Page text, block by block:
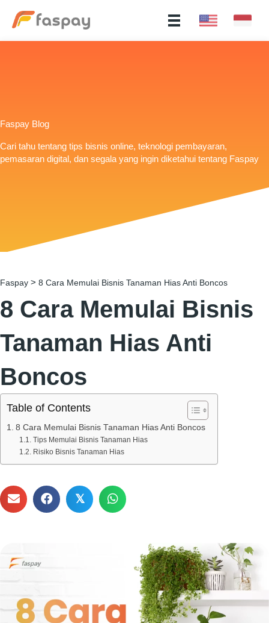
Faspay Blog
Cari tahu tentang tips bisnis online, teknologi pembayaran,
pemasaran digital, dan segala yang ingin diketahui tentang Faspay
Faspay > 8 Cara Memulai Bisnis Tanaman Hias Anti Boncos
8 Cara Memulai Bisnis
Tanaman Hias Anti
Boncos
Table of Contents
8 Cara Memulai Bisnis Tanaman Hias Anti Boncos
Tips Memulai Bisnis Tanaman Hias
Risiko Bisnis Tanaman Hias
𝕏